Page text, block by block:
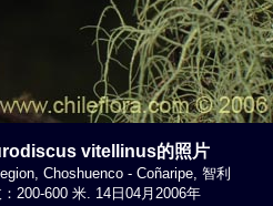
vitellinus的照片
Choshuenco - Coñaripe, 智利
200-600 米. 14日04月2006年